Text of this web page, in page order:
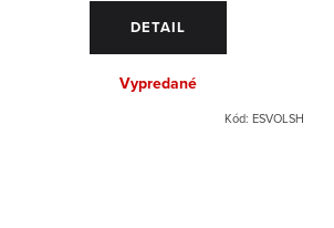
DETAIL
Vypredané
Kód: ESVOLSH